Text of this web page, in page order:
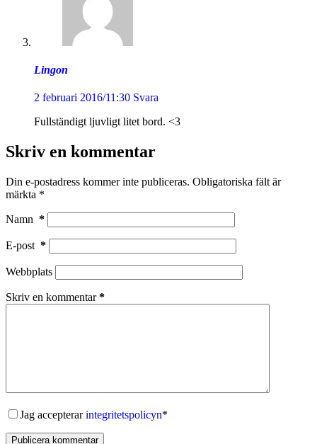
Lingon
2 februari 2016/11:30 Svara
Fullständigt ljuvligt litet bord. <3
Skriv en kommentar
Din e-postadress kommer inte publiceras. Obligatoriska fält är
märkta *
Namn *
E-post *
Webbplats
Skriv en kommentar*
Jag accepterarintegritetspolicyn*
Publicera kommentar